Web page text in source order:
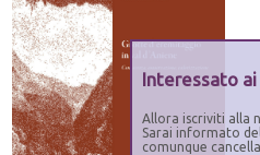
Interessato
Allora iscriviti alla
Sarai informato
comunque